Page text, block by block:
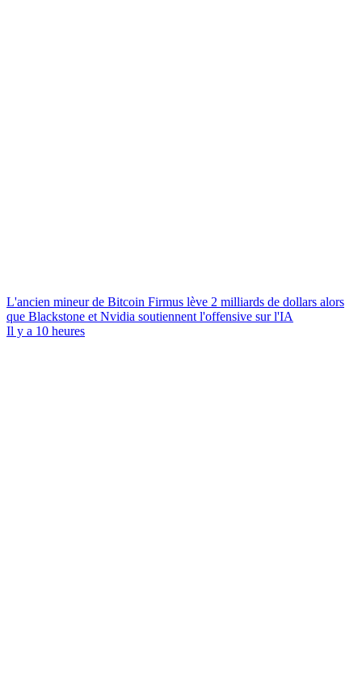
L'ancien mineur de Bitcoin Firmus lève 2 milliards de dollars alors
que Blackstone et Nvidia soutiennent l'offensive sur l'IA
Il y a 10 heures